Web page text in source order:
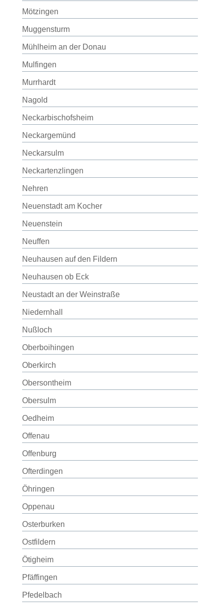
Mötzingen
Muggensturm
Mühlheim an der Donau
Mulfingen
Murrhardt
Nagold
Neckarbischofsheim
Neckargemünd
Neckarsulm
Neckartenzlingen
Nehren
Neuenstadt am Kocher
Neuenstein
Neuffen
Neuhausen auf den Fildern
Neuhausen ob Eck
Neustadt an der Weinstraße
Niedernhall
Nußloch
Oberboihingen
Oberkirch
Obersontheim
Obersulm
Oedheim
Offenau
Offenburg
Ofterdingen
Öhringen
Oppenau
Osterburken
Ostfildern
Ötigheim
Pfäffingen
Pfedelbach